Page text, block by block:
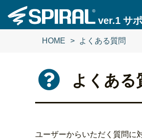
ver.1 サ
HOME よくある質問
よくある
ユーザーからいただく質問に